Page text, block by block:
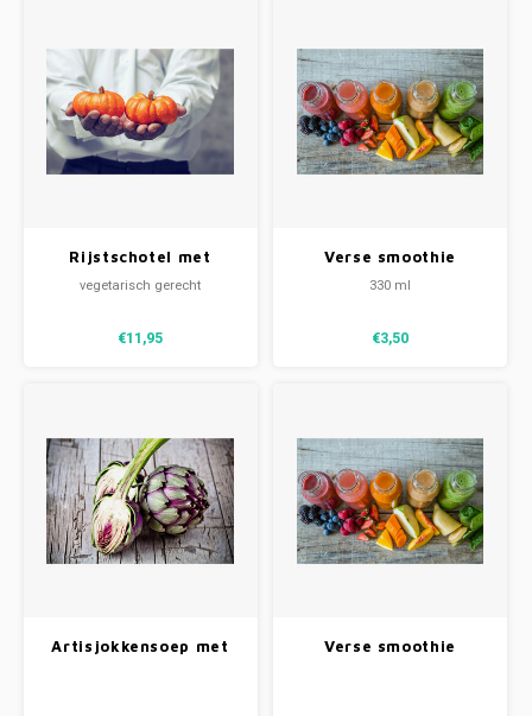
Rijstschotel met
pompoen & cranberry
vegetarisch gerecht
€11,95
Verse smoothie
sinaasappel-banaan
330 ml
€3,50
Artisjokkensoep met
Verse smoothie